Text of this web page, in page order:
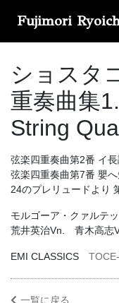
Fujimori
ショスタ
重奏曲集
String
弦楽四重奏曲第2番 イ長
弦楽四重奏曲第7番 嬰
24のプレリュードより
モルゴーア・クァルテッ
荒井英治Vn. 青木高志
EMI CLASSICS
一覧に戻る